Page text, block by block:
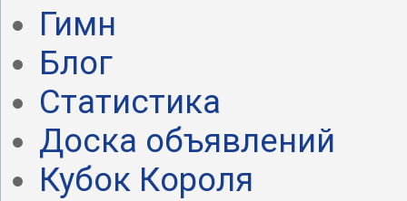
Гимн
Блог
Статистика
Доска объявлений
Кубок Короля